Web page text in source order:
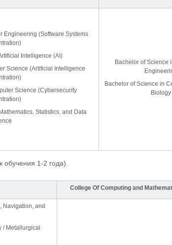
Engineering (Software Systems
Intelligence (AI)
Science (Artificial Intelligence
Science (Cybersecurity
Statistics, and Data
Bachelor of Science
Bachelor of Science in
Biology
1-2 года).
College Of Computing and
Navigation, and
/ Metallurgical